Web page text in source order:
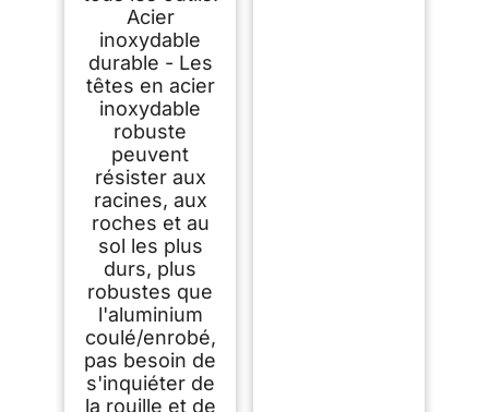
Acier
inoxydable
durable - Les
têtes en acier
inoxydable
robuste
peuvent
résister aux
racines, aux
roches et au
sol les plus
durs, plus
robustes que
l'aluminium
coulé/enrobé,
pas besoin de
s'inquiéter de
la rouille et de